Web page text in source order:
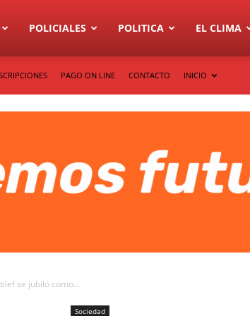
POLICIALES POLITICA EL CLIMA
PAGO ON LINE CONTACTO INICIO
se jubiló como...
Sociedad